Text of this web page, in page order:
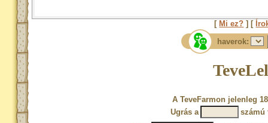
[ Mi ez? ] [
haverok:
A TeveFarmon jelenleg
Ugrás a
számú